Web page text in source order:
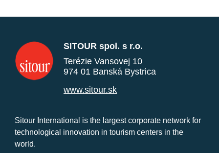
SITOUR spol. s r.o.
Terézie Vansovej 10
974 01 Banská Bystrica
www.sitour.sk
Sitour International is the largest corporate network for
technological innovation in tourism centers in the
world.